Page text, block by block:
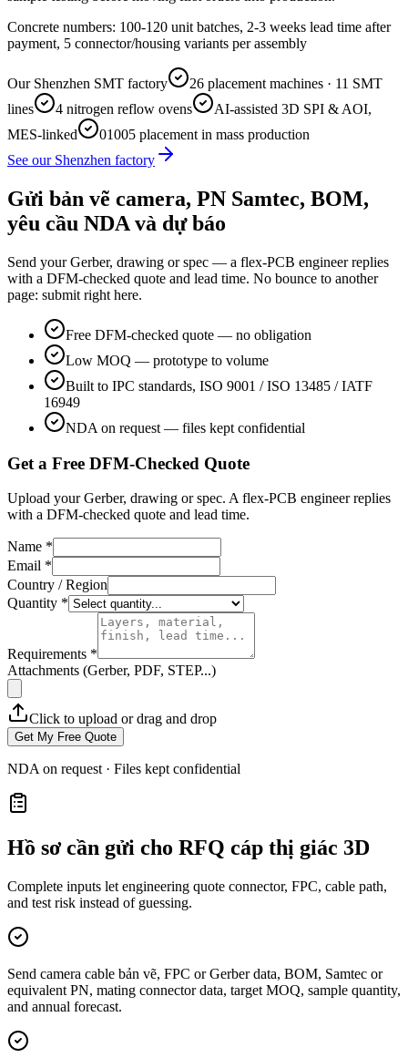
Concrete numbers: 100-120 unit batches, 2-3 weeks lead time after
payment, 5 connector/housing variants per assembly
Our Shenzhen SMT factory
26 placement machines · 11 SMT
lines
4 nitrogen reflow ovens
AI-assisted 3D SPI & AOI,
MES-linked
01005 placement in mass production
See our Shenzhen factory
Gửi bản vẽ camera, PN Samtec, BOM,
yêu cầu NDA và dự báo
Send your Gerber, drawing or spec — a flex-PCB engineer replies
with a DFM-checked quote and lead time. No bounce to another
page: submit right here.
Free DFM-checked quote — no obligation
Low MOQ — prototype to volume
Built to IPC standards, ISO 9001 / ISO 13485 / IATF
16949
NDA on request — files kept confidential
Get a Free DFM-Checked Quote
Upload your Gerber, drawing or spec. A flex-PCB engineer replies
with a DFM-checked quote and lead time.
Name *
Email *
Country / Region
Quantity *
Requirements *
Attachments (Gerber, PDF, STEP...)
Click to upload or drag and drop
Get My Free Quote
NDA on request · Files kept confidential
Hồ sơ cần gửi cho RFQ cáp thị giác 3D
Complete inputs let engineering quote connector, FPC, cable path,
and test risk instead of guessing.
Send camera cable bản vẽ, FPC or Gerber data, BOM, Samtec or
equivalent PN, mating connector data, target MOQ, sample quantity,
and annual forecast.